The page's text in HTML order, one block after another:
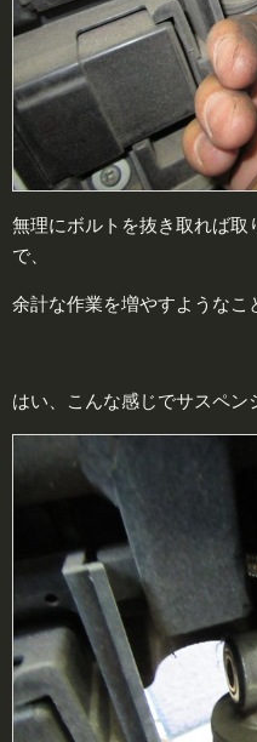
無理にボルトを抜き取れば
で、
余計な作業を増やすようなこ
はい、こんな感じでサスペン